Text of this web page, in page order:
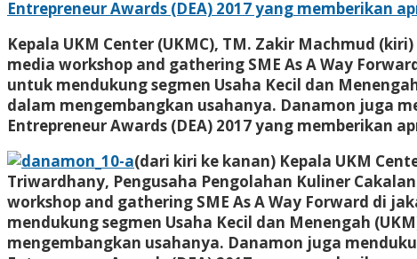
Kepala UKM Center (UKMC), TM. Zakir Machmud
media workshop and gathering SME As A Way
untuk mendukung segmen Usaha Kecil dan
dalam mengembangkan usahanya. Danamon juga
Entrepreneur Awards (DEA) 2017 yang memberikan
(dari kiri ke kanan) Kepala UKM
Triwardhany, Pengusaha Pengolahan Kuliner
workshop and gathering SME As A Way Forward di
mendukung segmen Usaha Kecil dan Menengah
mengembangkan usahanya. Danamon juga